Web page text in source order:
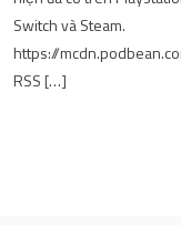
Switch và Steam.
https://
RSS […]